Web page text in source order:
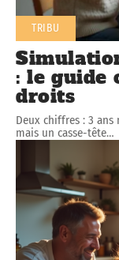
TRIBU
: le guide
droits
Deux chiffres : 3 ans
mais un casse-tête…